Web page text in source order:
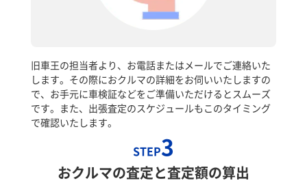
旧車王の担当者より、お電話またはメールでご連絡いた
します。その際におクルマの詳細をお伺いいたしますの
で、お手元に車検証などをご準備いただけるとスムーズ
です。また、出張査定のスケジュールもこのタイミング
で確認いたします。
STEP3
おクルマの査定と査定額の算出